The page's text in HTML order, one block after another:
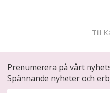
Till
Prenumerera på vårt
Spännande nyheter och